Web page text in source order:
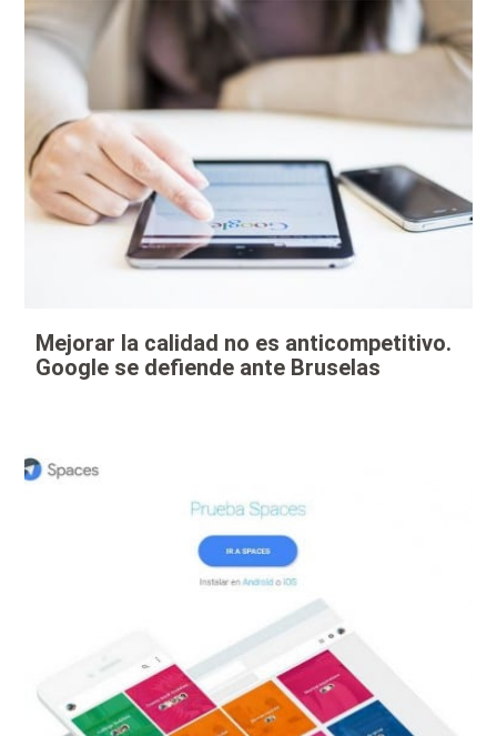
Mejorar la calidad no es anticompetitivo.
Google se defiende ante Bruselas